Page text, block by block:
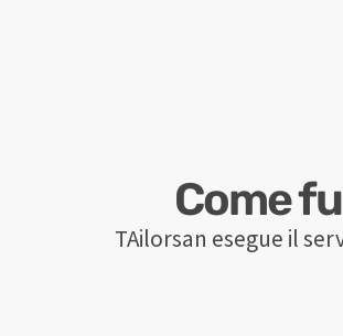
Come
TAilorsan esegue il